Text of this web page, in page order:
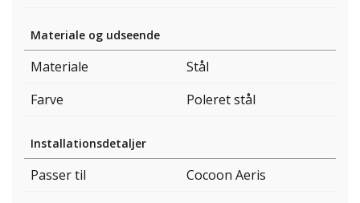
Materiale og udseende
Materiale
Stål
Farve
Poleret stål
Installationsdetaljer
Passer til Cocoon Aeris